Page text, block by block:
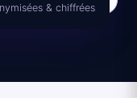
& chiffrées